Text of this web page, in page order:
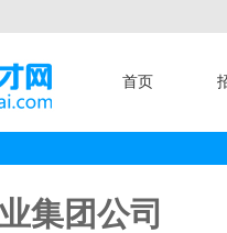
首页
集团公司